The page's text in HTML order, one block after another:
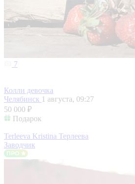
7
Колли девочка
Челябинск 1 августа, 09:27
50 000 ₽
Подарок
Terleeva Kristina Терлеева
Заводчик